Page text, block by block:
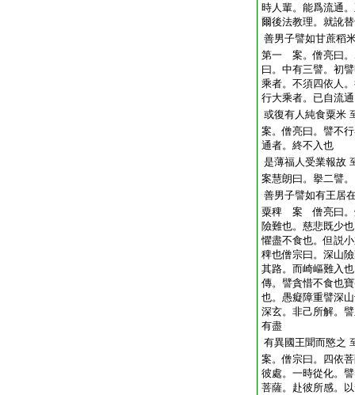
時人輩。能爲流通
爾後法教理。就訛
善男子譬如甘蔗稻
第一 案。僧亮曰。
曰。中有三譬。初
乘者。不須四依人
行大乘者。已自流
或復有人純食粟米
案。僧亮曰。譬不
通者。終不入也
是薄福人受業報故
案慧朗曰。擧二譬
善男子譬如有王居
粟稗 案 僧亮曰。
險難也。慈悲既少
懼盡不食也。但説
稗也僧宗曰。深山
其路。而崎嶇難入
傳。譬貪惜不食也
也。愚癡障重譬深
深玄。非己所解。
有盡
有異國王聞而愍之
案。僧宗曰。四依
彼處。一時從化。
菩薩。赴彼所感。